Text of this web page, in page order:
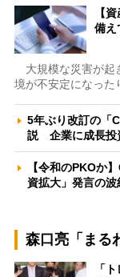
【
備え
大規模な災害が起
境が不安定になっ
5年ぶり改訂の「
説 企業に成長投
【令和のPKOか
資拡大」発言の
森口亮「まる
「